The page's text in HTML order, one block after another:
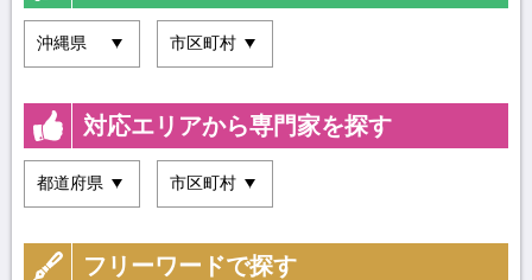
対応エリアから専門家を探す
フリーワードで探す